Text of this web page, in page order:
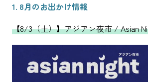
1. 8月のお出かけ情報
【8/3（土）】アジアン夜市 / Asian